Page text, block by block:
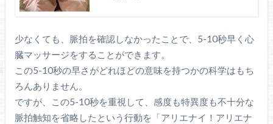
少なくても、脈拍を確認しなかったことで、5-10秒早く心
臓マッサージをすることができます。
この5-10秒の早さがどれほどの意味を持つかの科学はもち
ろんありません。
ですが、この5-10秒を重視して、感度も特異度も不十分な
脈拍触知を省略したという行動を「アリエナイ！アリエナ